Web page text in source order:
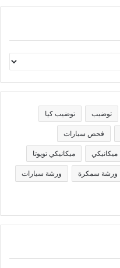
توضيب توضيب كيا
فحص سيارات
ميكانيكي ميكانيكي تويوتا
ورشة سمكرة ورشة سيارات